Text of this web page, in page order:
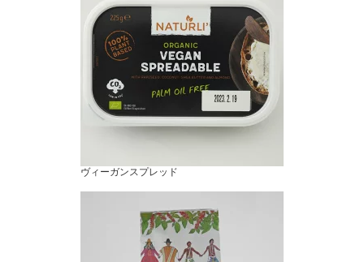
ヴィーガンスプレッド